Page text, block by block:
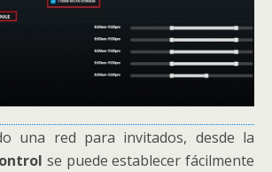
una red para invitados, desde la
se puede establecer fácilmente